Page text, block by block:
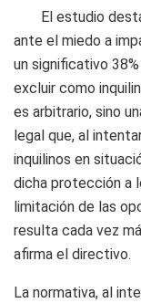
El estudio
ante el miedo a
un significativo
excluir como
es arbitrario, sino
legal que, al
inquilinos en
dicha protección a
limitación de las
resulta cada vez
afirma el directivo.
La normativa, al